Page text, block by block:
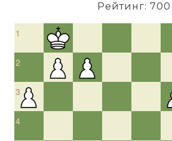
Рейтинг: 700
1
2
3
4